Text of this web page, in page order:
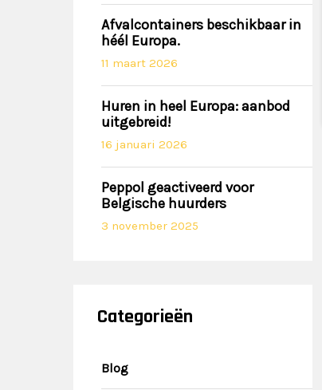
Afvalcontainers beschikbaar in
héél Europa.
11 maart 2026
Huren in heel Europa: aanbod
uitgebreid!
16 januari 2026
Peppol geactiveerd voor
Belgische huurders
3 november 2025
Categorieën
Blog